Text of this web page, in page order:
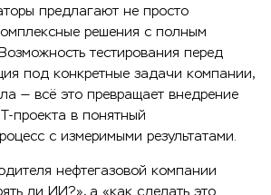
предлагают не просто
решения с полным
тестирования перед
под конкретные задачи компании,
— всё это превращает внедрение
проекта в понятный
с измеримыми результатами.
нефтегазовой компании
ли ИИ?», а «как сделать это